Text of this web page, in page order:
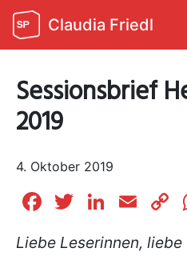
Claudia Friedl
Sessionsbrief
2019
4. Oktober 2019
Facebook
Twitter
Liebe Leserinnen, liebe